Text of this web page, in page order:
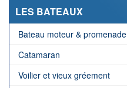
LES BATEAUX
Bateau moteur & promenade
Catamaran
Voilier et vieux gréement